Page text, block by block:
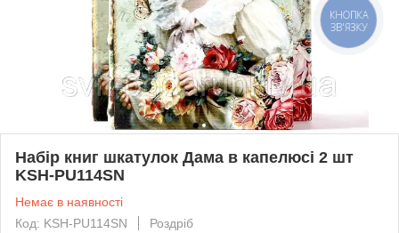
Набір книг шкатулок Дама в капелюсі 2 шт
KSH-PU114SN
Немає в наявності
Код: KSH-PU114SN
Роздріб
КНОПКА
ЗВ'ЯЗКУ